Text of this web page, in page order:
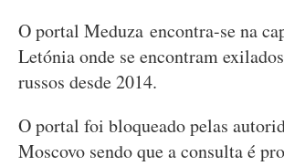
O portal Meduza encontra-se na
Letónia onde se encontram
russos desde 2014.
O portal foi bloqueado pelas
Moscovo sendo que a consulta é